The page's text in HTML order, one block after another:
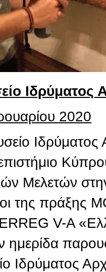
Ιδρύματος
2020
Μελετών
της πράξης
V-A
ημερίδα
Ιδρύματος